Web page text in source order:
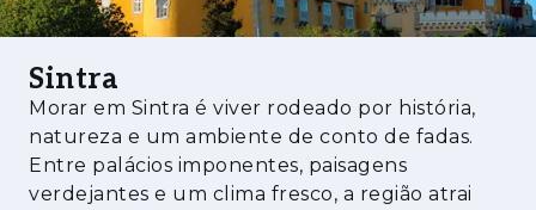
• 4 campos de padel cobertos
• Restaurante Clubhouse com varanda
panorâmica sobre o campo de golfe
• Cafés, pastelaria e padaria
Sintra
Morar em Sintra é viver rodeado por história,
natureza e um ambiente de conto de fadas.
Entre palácios imponentes, paisagens
verdejantes e um clima fresco, a região atrai